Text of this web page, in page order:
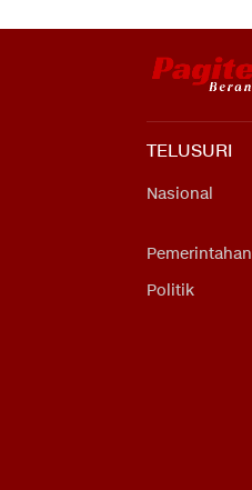
TELUSURI
Nasional
Pemerintahan
Politik